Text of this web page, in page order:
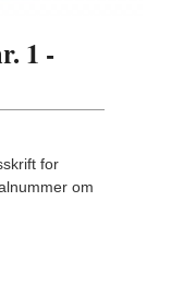
1 -
for
om